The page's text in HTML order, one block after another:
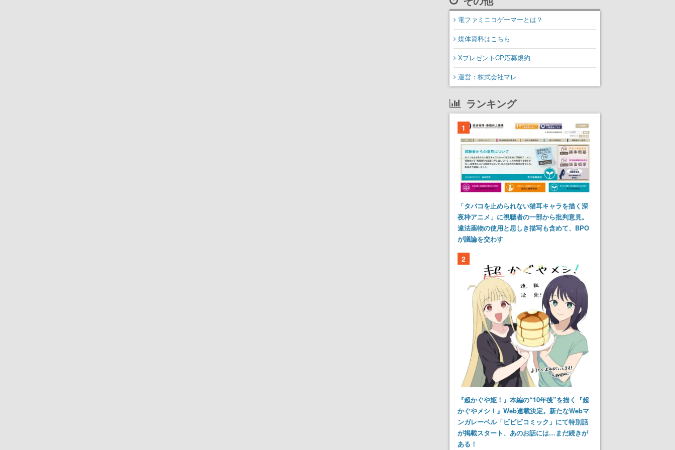
電ファミニコゲーマーとは？
媒体資料はこちら
XプレゼントCP応募規約
運営：株式会社マレ
ランキング
1
「タバコを止められない猫耳キャラを描く深
夜枠アニメ」に視聴者の一部から批判意見。
違法薬物の使用と思しき描写も含めて、BPO
が議論を交わす
2
『超かぐや姫！』本編の“10年後”を描く『超
かぐやメシ！』Web連載決定。新たなWebマ
ンガレーベル「ビビビコミック」にて特別話
が掲載スタート、あのお話には…まだ続きが
ある！